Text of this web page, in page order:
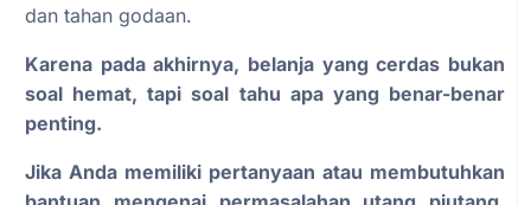
dan tahan godaan.
Karena pada akhirnya, belanja yang cerdas bukan
soal hemat, tapi soal tahu apa yang benar-benar
penting.
Jika Anda memiliki pertanyaan atau membutuhkan